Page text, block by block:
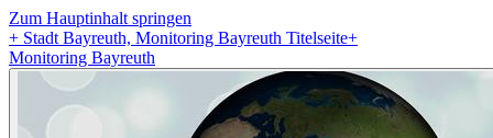
Zum Hauptinhalt springen
+ Stadt Bayreuth, Monitoring Bayreuth Titelseite+
Monitoring Bayreuth